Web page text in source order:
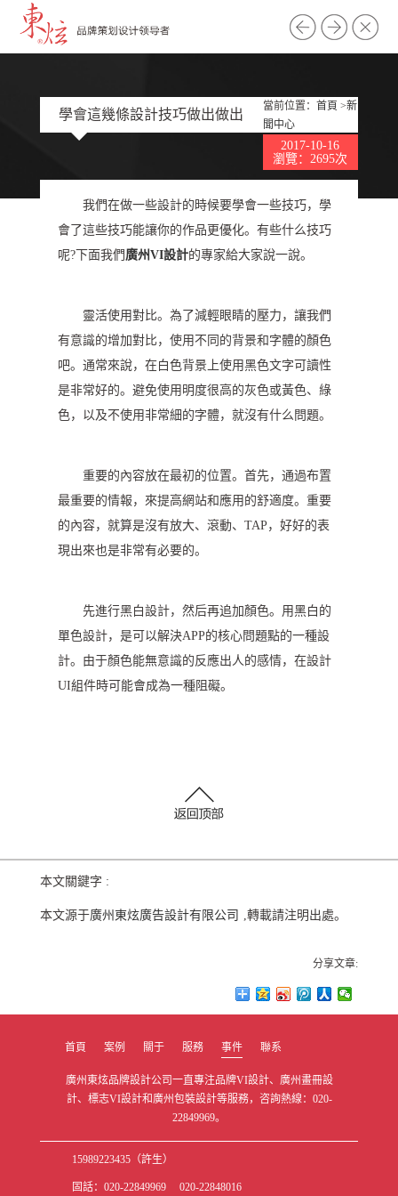
學會這幾條設計技巧做出做出
當前位置： 首頁 >新
聞中心
2017-10-16
瀏覽：2695次
我們在做一些設計的時候要學會一些技巧，學
會了這些技巧能讓你的作品更優化。有些什么技巧
呢?下面我們 廣州VI設計的專家給大家說一說。
靈活使用對比。為了減輕眼睛的壓力，讓我們
有意識的增加對比，使用不同的背景和字體的顏色
吧。通常來說，在白色背景上使用黑色文字可讀性
是非常好的。避免使用明度很高的灰色或黃色、綠
色，以及不使用非常細的字體，就沒有什么問題。
重要的內容放在最初的位置。首先，通過布置
最重要的情報，來提高網站和應用的舒適度。重要
的內容，就算是沒有放大、滾動、TAP，好好的表
現出來也是非常有必要的。
先進行黑白設計，然后再追加顏色。用黑白的
單色設計，是可以解決APP的核心問題點的一種設
計。由于顏色能無意識的反應出人的感情，在設計
UI組件時可能會成為一種阻礙。
本文關鍵字 :
本文源于廣州東炫廣告設計有限公司 ,轉載請注明出處。
分享文章:
首頁 案例 關于 服務 事件 聯系
廣州東炫品牌設計公司一直專注品牌VI設計、廣州畫冊設
計、標志VI設計和廣州包裝設計等服務，咨詢熱線：020-
22849969。
15989223435（許生）
固話：020-22849969 020-22848016